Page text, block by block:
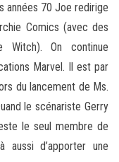
années 70 Joe redirige
Comics (avec des
Witch). On continue
Marvel. Il est par
du lancement de Ms.
le scénariste Gerry
le seul membre de
aussi d’apporter une